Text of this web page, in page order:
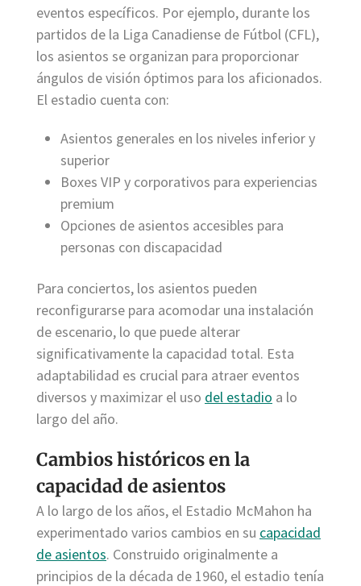
eventos específicos. Por ejemplo, durante los
partidos de la Liga Canadiense de Fútbol (CFL),
los asientos se organizan para proporcionar
ángulos de visión óptimos para los aficionados.
El estadio cuenta con:
Asientos generales en los niveles inferior y
superior
Boxes VIP y corporativos para experiencias
premium
Opciones de asientos accesibles para
personas con discapacidad
Para conciertos, los asientos pueden
reconfigurarse para acomodar una instalación
de escenario, lo que puede alterar
significativamente la capacidad total. Esta
adaptabilidad es crucial para atraer eventos
diversos y maximizar el uso del estadio a lo
largo del año.
Cambios históricos en la
capacidad de asientos
A lo largo de los años, el Estadio McMahon ha
experimentado varios cambios en su capacidad
de asientos. Construido originalmente a
principios de la década de 1960, el estadio tenía